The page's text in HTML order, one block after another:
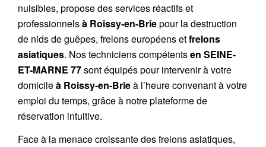
nuisibles, propose des services réactifs et
professionnelsà Roissy-en-Briepour la destruction
de nids de guêpes, frelons européensetfrelons
asiatiques. Nos techniciens compétentsen SEINE-
ET-MARNE 77sont équipés pour intervenir à votre
domicileà Roissy-en-Brieà l’heure convenant à votre
emploi du temps, grâce à notre plateforme de
réservation intuitive.
Face à la menace croissante des frelons asiatiques,